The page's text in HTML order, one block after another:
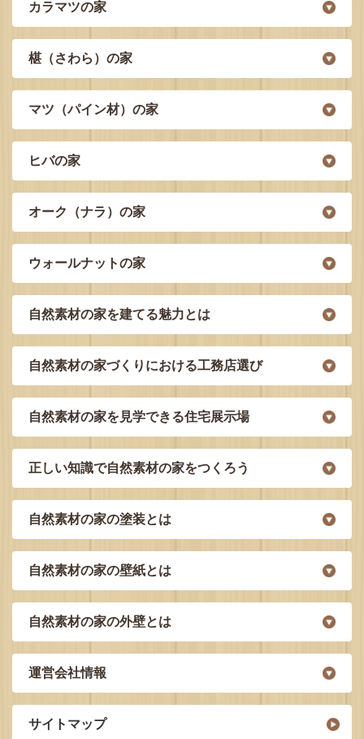
カラマツの家
椹（さわら）の家
マツ（パイン材）の家
ヒバの家
オーク（ナラ）の家
ウォールナットの家
自然素材の家を建てる魅力とは
自然素材の家づくりにおける工務店選び
自然素材の家を見学できる住宅展示場
正しい知識で自然素材の家をつくろう
自然素材の家の塗装とは
自然素材の家の壁紙とは
自然素材の家の外壁とは
運営会社情報
サイトマップ